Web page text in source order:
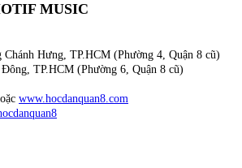
MUSIC
Hưng, TP.HCM (Phường 4, Quận 8 cũ)
TP.HCM (Phường 6, Quận 8 cũ)
www.hocdanquan8.com